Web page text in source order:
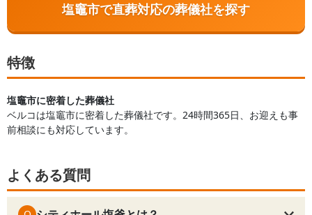
塩竈市で直葬対応の葬儀社を探す
特徴
塩竈市に密着した葬儀社
ベルコは塩竈市に密着した葬儀社です。24時間365日、お迎えも事
前相談にも対応しています。
よくある質問